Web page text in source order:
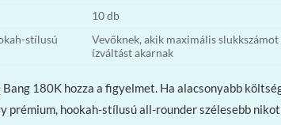
10 db
stílusú
Vevőknek, akik maximális slukkszámot
ízváltást akarnak
180K hozza a figyelmet. Ha alacsonyabb
prémium, hookah-stílusú all-rounder szélesebb